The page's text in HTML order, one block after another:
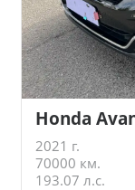
Honda
2021 г.
70000 км.
193.07 л.с.